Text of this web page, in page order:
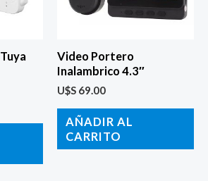
Video Portero
Inalambrico 4.3″
U$S 69.00
AÑADIR AL
CARRITO